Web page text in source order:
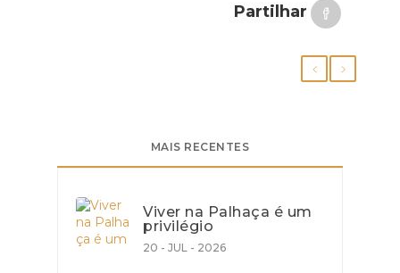
Partilhar
MAIS RECENTES
Viver na Palhaça é um
privilégio
20 - JUL - 2026